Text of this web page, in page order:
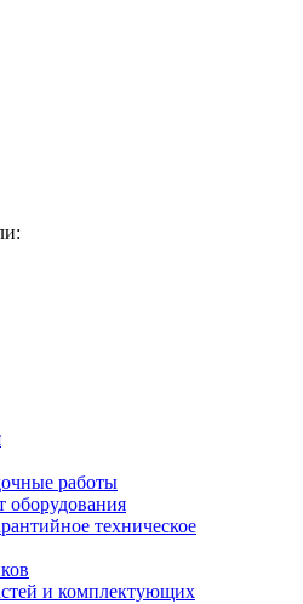
работы
оборудования
техническое
и комплектующих